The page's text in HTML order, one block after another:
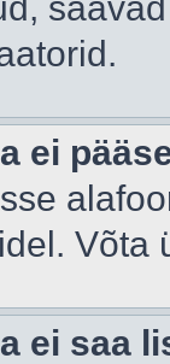
ei
Võta
ei saa